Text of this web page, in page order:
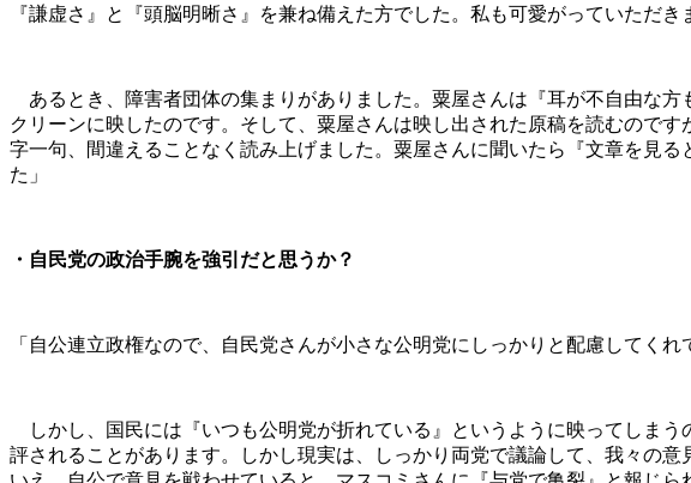
『謙虚さ』と『頭脳明晰さ』を兼ね備えた方でした。私も可愛がっていただき
あるとき、障害者団体の集まりがありました。粟屋さんは『耳が不自由な
クリーンに映したのです。そして、粟屋さんは映し出された原稿を読むので
字一句、間違えることなく読み上げました。粟屋さんに聞いたら『文章を見
た」
・自民党の政治手腕を強引だと思うか？
「自公連立政権なので、自民党さんが小さな公明党にしっかりと配慮してくれ
しかし、国民には『いつも公明党が折れている』というように映ってしま
評されることがあります。しかし現実は、しっかり両党で議論して、我々の